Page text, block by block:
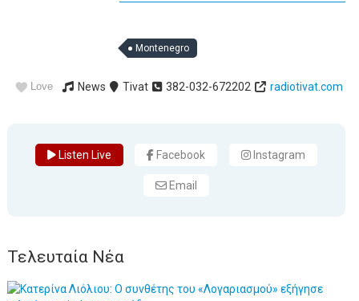
Montenegro
Love News Tivat 382-032-672202 radiotivat.com
Listen Live Facebook Instagram
Email
Τελευταία Νέα